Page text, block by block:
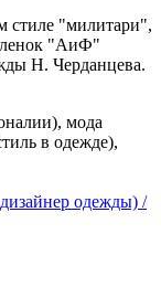
стиле "милитари",
"АиФ"
Н. Черданцева.
мода
в одежде),
одежды) /